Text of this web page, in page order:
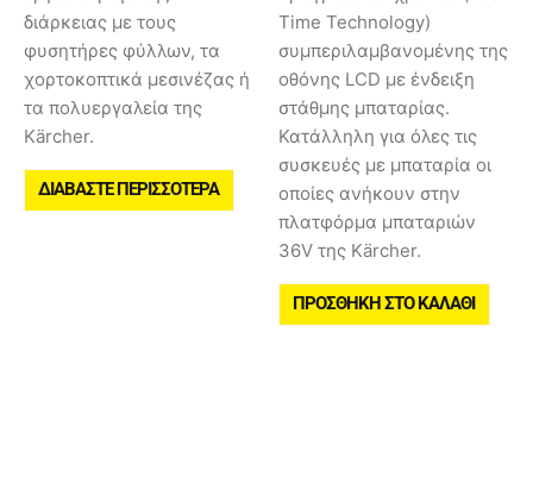
διάρκειας με τους
φυσητήρες φύλλων, τα
χορτοκοπτικά μεσινέζας ή
τα πολυεργαλεία της
Kärcher.
ΔΙΑΒΆΣΤΕ ΠΕΡΙΣΣΌΤΕΡΑ
Time Technology)
συμπεριλαμβανομένης της
οθόνης LCD με ένδειξη
στάθμης μπαταρίας.
Κατάλληλη για όλες τις
συσκευές με μπαταρία οι
οποίες ανήκουν στην
πλατφόρμα μπαταριών
36V της Kärcher.
ΠΡΟΣΘΉΚΗ ΣΤΟ ΚΑΛΆΘΙ